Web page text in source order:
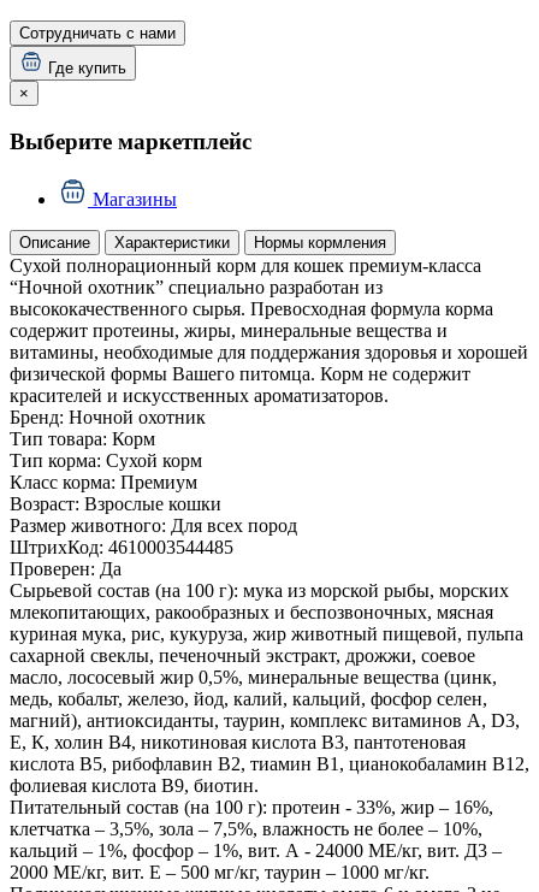
Сотрудничать с нами
Где купить
×
Выберите маркетплейс
Магазины
Описание Характеристики Нормы кормления
Сухой полнорационный корм для кошек премиум-класса
“Ночной охотник” специально разработан из
высококачественного сырья. Превосходная формула корма
содержит протеины, жиры, минеральные вещества и
витамины, необходимые для поддержания здоровья и хорошей
физической формы Вашего питомца. Корм не содержит
красителей и искусственных ароматизаторов.
Бренд: Ночной охотник
Тип товара: Корм
Тип корма: Сухой корм
Класс корма: Премиум
Возраст: Взрослые кошки
Размер животного: Для всех пород
ШтрихКод: 4610003544485
Проверен: Да
Сырьевой состав (на 100 г): мука из морской рыбы, морских
млекопитающих, ракообразных и беспозвоночных, мясная
куриная мука, рис, кукуруза, жир животный пищевой, пульпа
сахарной свеклы, печеночный экстракт, дрожжи, соевое
масло, лососевый жир 0,5%, минеральные вещества (цинк,
медь, кобальт, железо, йод, калий, кальций, фосфор селен,
магний), антиоксиданты, таурин, комплекс витаминов А, D3,
Е, К, холин В4, никотиновая кислота В3, пантотеновая
кислота В5, рибофлавин В2, тиамин В1, цианокобаламин В12,
фолиевая кислота В9, биотин.
Питательный состав (на 100 г): протеин - 33%, жир – 16%,
клетчатка – 3,5%, зола – 7,5%, влажность не более – 10%,
кальций – 1%, фосфор – 1%, вит. А - 24000 МЕ/кг, вит. Д3 –
2000 МЕ/кг, вит. Е – 500 мг/кг, таурин – 1000 мг/кг.